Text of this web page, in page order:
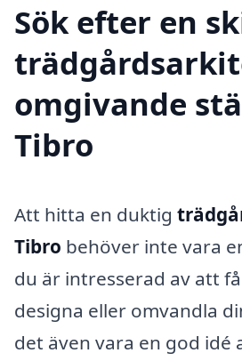
Sök efter en
omgivande
Tibro
Att hitta en duktig
Tibro behöver inte vara
du är intresserad av att
designa eller omvandla
det även vara en god idé